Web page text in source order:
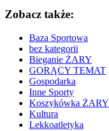
Zobacz także:
Baza Sportowa
bez kategorii
Bieganie ŻARY
GORĄCY TEMAT
Gospodarka
Inne Sporty
Koszykówka ŻARY
Kultura
Lekkoatletyka